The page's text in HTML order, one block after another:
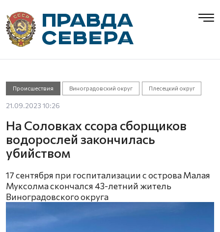
Происшествия Виноградовский округ Плесецкий округ
21.09.2023 10:26
На Соловках ссора сборщиков
водорослей закончилась
убийством
17 сентября при госпитализации с острова Малая
Муксолма скончался 43-летний житель
Виноградовского округа